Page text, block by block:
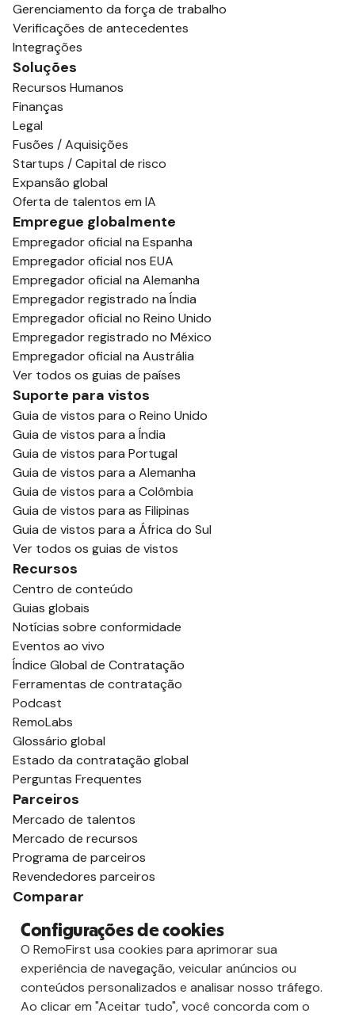
Gerenciamento da força de trabalho
Verificações de antecedentes
Integrações
Soluções
Recursos Humanos
Finanças
Legal
Fusões / Aquisições
Startups / Capital de risco
Expansão global
Oferta de talentos em IA
Empregue globalmente
Empregador oficial na Espanha
Empregador oficial nos EUA
Empregador oficial na Alemanha
Empregador registrado na Índia
Empregador oficial no Reino Unido
Empregador registrado no México
Empregador oficial na Austrália
Ver todos os guias de países
Suporte para vistos
Guia de vistos para o Reino Unido
Guia de vistos para a Índia
Guia de vistos para Portugal
Guia de vistos para a Alemanha
Guia de vistos para a Colômbia
Guia de vistos para as Filipinas
Guia de vistos para a África do Sul
Ver todos os guias de vistos
Recursos
Centro de conteúdo
Guias globais
Notícias sobre conformidade
Eventos ao vivo
Índice Global de Contratação
Ferramentas de contratação
Podcast
RemoLabs
Glossário global
Estado da contratação global
Perguntas Frequentes
Parceiros
Mercado de talentos
Mercado de recursos
Programa de parceiros
Revendedores parceiros
Comparar
vs. Remoto
vs. Oyster
vs. Multiplicador
Configurações de cookies
O RemoFirst usa cookies para aprimorar sua
experiência de navegação, veicular anúncios ou
conteúdos personalizados e analisar nosso tráfego.
Ao clicar em "Aceitar tudo", você concorda com o